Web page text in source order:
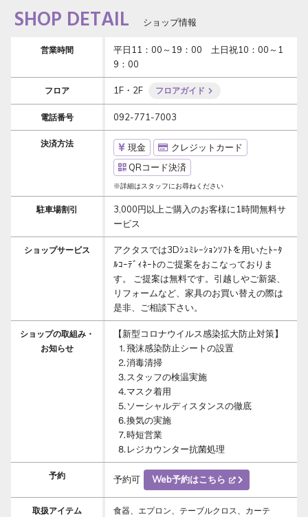
SHOP DETAIL ショップ情報
営業時間
平日11：00～19：00　土日祝10：00～1
9：00
フロア 1F・2F フロアガイド
電話番号 092-771-7003
決済方法 現金
クレジットカード
QRコード決済
※詳細はスタッフにお尋ねください
駐車場割引
3,000円以上ご購入のお客様に1時間無料サ
ービス
ショップサービス
アクタスでは3Dｼｭﾐﾚｰｼｮﾝｿﾌﾄを用いたﾄｰﾀ
ﾙｺｰﾃﾞｨﾈｰﾄのご提案をおこなっておりま
す。 ご提案は無料です。引越しやご新築、
リフォームなど、家具のお買い替えの際は
是非、ご相談下さい。
ショップの取組み・
お知らせ
【新型コロナウイルス感染拡大防止対策】
  ⒏レジカウンター抗菌処理
予約 予約可 Web予約はこちら
取扱アイテム
食器、エプロン、テーブルクロス、カーテ